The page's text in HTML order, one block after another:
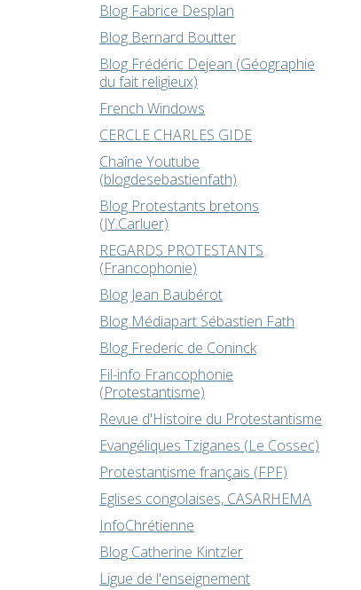
Blog Fabrice Desplan
Blog Bernard Boutter
Blog Frédéric Dejean (Géographie
du fait religieux)
French Windows
CERCLE CHARLES GIDE
Chaîne Youtube
(blogdesebastienfath)
Blog Protestants bretons
(JY.Carluer)
REGARDS PROTESTANTS
(Francophonie)
Blog Jean Baubérot
Blog Médiapart Sébastien Fath
Blog Frederic de Coninck
Fil-info Francophonie
(Protestantisme)
Revue d'Histoire du Protestantisme
Evangéliques Tziganes (Le Cossec)
Protestantisme français (FPF)
Eglises congolaises, CASARHEMA
InfoChrétienne
Blog Catherine Kintzler
Ligue de l'enseignement